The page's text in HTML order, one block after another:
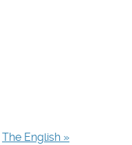
The English »